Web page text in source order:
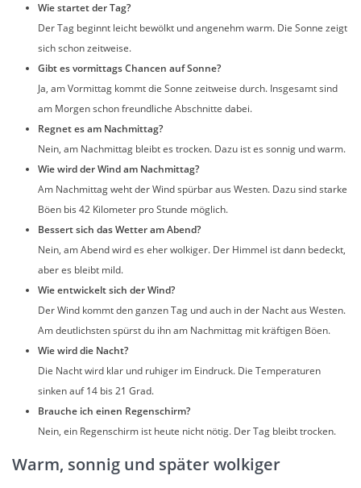
Wie startet der Tag?
Der Tag beginnt leicht bewölkt und angenehm warm. Die Sonne zeigt
sich schon zeitweise.
Gibt es vormittags Chancen auf Sonne?
Ja, am Vormittag kommt die Sonne zeitweise durch. Insgesamt sind
am Morgen schon freundliche Abschnitte dabei.
Regnet es am Nachmittag?
Nein, am Nachmittag bleibt es trocken. Dazu ist es sonnig und warm.
Wie wird der Wind am Nachmittag?
Am Nachmittag weht der Wind spürbar aus Westen. Dazu sind starke
Böen bis 42 Kilometer pro Stunde möglich.
Bessert sich das Wetter am Abend?
Nein, am Abend wird es eher wolkiger. Der Himmel ist dann bedeckt,
aber es bleibt mild.
Wie entwickelt sich der Wind?
Der Wind kommt den ganzen Tag und auch in der Nacht aus Westen.
Am deutlichsten spürst du ihn am Nachmittag mit kräftigen Böen.
Wie wird die Nacht?
Die Nacht wird klar und ruhiger im Eindruck. Die Temperaturen
sinken auf 14 bis 21 Grad.
Brauche ich einen Regenschirm?
Nein, ein Regenschirm ist heute nicht nötig. Der Tag bleibt trocken.
Warm, sonnig und später wolkiger